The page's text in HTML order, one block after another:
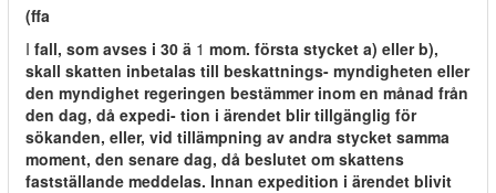
(ffa
I fall, som avses i 30 ä 1 mom. första stycket a) eller b),
skall skatten inbetalas till beskattnings- myndigheten eller
den myndighet regeringen bestämmer inom en månad från
den dag, då expedi- tion i ärendet blir tillgänglig för
sökanden, eller, vid tillämpning av andra stycket samma
moment, den senare dag, då beslutet om skattens
fastställande meddelas. Innan expedition i ärendet blivit